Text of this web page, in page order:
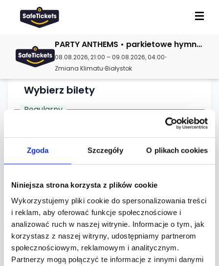
Zgoda Szczegóły O plikach cookies
Niniejsza strona korzysta z plików cookie
Wykorzystujemy pliki cookie do spersonalizowania treści
i reklam, aby oferować funkcje społecznościowe i
analizować ruch w naszej witrynie. Informacje o tym, jak
korzystasz z naszej witryny, udostępniamy partnerom
społecznościowym, reklamowym i analitycznym.
Partnerzy mogą połączyć te informacje z innymi danymi
PARTY ANTHEMS • parkietowe hymny wszechczasów • HAL
08.08.2026, 21:00 – 09.08.2026, 04:00•
Zmiana Klimatu•Białystok
Wybierz bilety
Regularny
30.00 zł + opłata serwisowa 3.50 zł
O wydarzeniu